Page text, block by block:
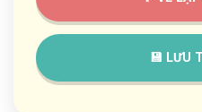
💾 LƯU